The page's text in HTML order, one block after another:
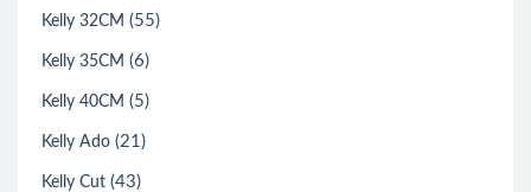
Kelly 32CM (55)
Kelly 35CM (6)
Kelly 40CM (5)
Kelly Ado (21)
Kelly Cut (43)